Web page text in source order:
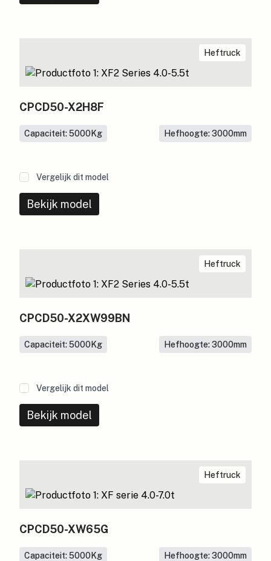
Heftruck
CPCD50-X2H8F
Capaciteit: 5000Kg Hefhoogte: 3000mm
Vergelijk dit model
Bekijk model
Heftruck
CPCD50-X2XW99BN
Capaciteit: 5000Kg Hefhoogte: 3000mm
Vergelijk dit model
Bekijk model
Heftruck
CPCD50-XW65G
Capaciteit: 5000Kg Hefhoogte: 3000mm